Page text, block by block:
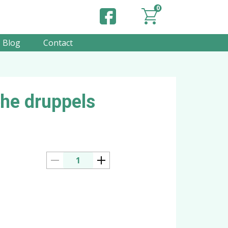
0
Blog Contact
druppels